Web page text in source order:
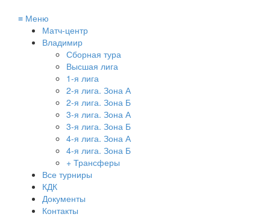
≡ Меню
Матч-центр
Владимир
Сборная тура
Высшая лига
1-я лига
2-я лига. Зона А
2-я лига. Зона Б
3-я лига. Зона А
3-я лига. Зона Б
4-я лига. Зона А
4-я лига. Зона Б
+ Трансферы
Все турниры
КДК
Документы
Контакты